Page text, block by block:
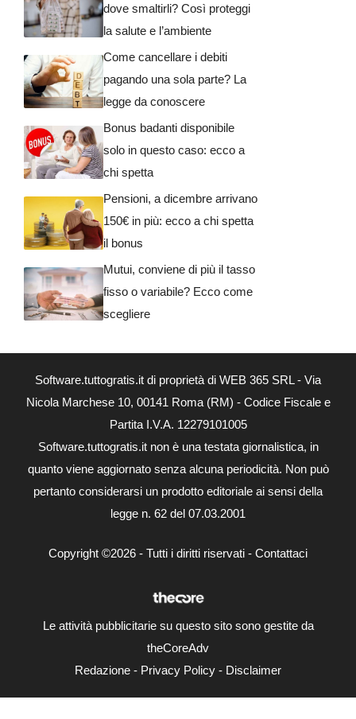
dove smaltirli? Così proteggi
la salute e l’ambiente
Come cancellare i debiti
pagando una sola parte? La
legge da conoscere
Bonus badanti disponibile
solo in questo caso: ecco a
chi spetta
Pensioni, a dicembre arrivano
150€ in più: ecco a chi spetta
il bonus
Mutui, conviene di più il tasso
fisso o variabile? Ecco come
scegliere
Software.tuttogratis.it di proprietà di WEB 365 SRL - Via
Nicola Marchese 10, 00141 Roma (RM) - Codice Fiscale e
Partita I.V.A. 12279101005
Software.tuttogratis.it non è una testata giornalistica, in
quanto viene aggiornato senza alcuna periodicità. Non può
pertanto considerarsi un prodotto editoriale ai sensi della
legge n. 62 del 07.03.2001
Copyright ©2026 - Tutti i diritti riservati - Contattaci
Le attività pubblicitarie su questo sito sono gestite da
theCoreAdv
Redazione - Privacy Policy - Disclaimer